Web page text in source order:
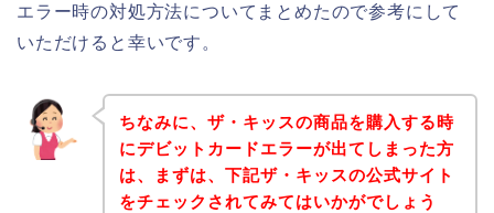
エラー時の対処方法についてまとめたので参考にして
いただけると幸いです。
ちなみに、ザ・キッスの商品を購入する時
にデビットカードエラーが出てしまった方
は、まずは、下記ザ・キッスの公式サイト
をチェックされてみてはいかがでしょう